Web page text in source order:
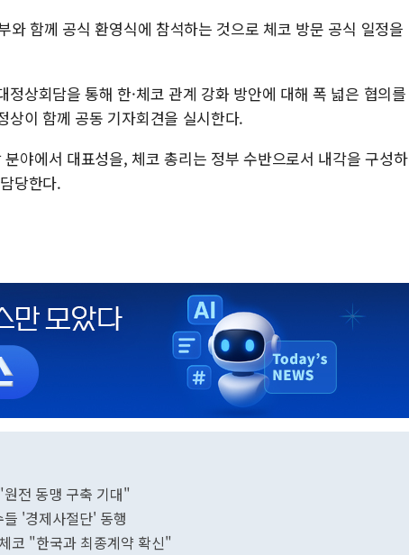
와 함께 공식 환영식에 참석하는 것으로 체코 방문 공식 일정을
정상회담을 통해 한·체코 관계 강화 방안에 대해 폭 넓은 협의를
상이 함께 공동 기자회견을 실시한다.
야에서 대표성을, 체코 총리는 정부 수반으로서 내각을 구성하
당한다.
전 동맹 구축 기대"
'경제사절단' 동행
코 "한국과 최종계약 확신"